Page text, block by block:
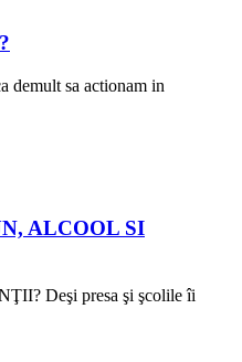
demult sa actionam in
ALCOOL SI
Deşi presa şi şcolile îi